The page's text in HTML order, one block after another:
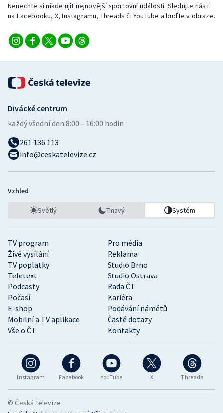
Veslování
Vodní slalom
Nenechte si nikde ujít nejnovější sportovní události. Sledujte nás i
na Facebooku, X, Instagramu, Threads či YouTube a buďte v obraze.
Instagram Facebook YouTube X Threads
TV program
Pro média
Živé vysílání
Reklama
TV poplatky
Studio Brno
Teletext
Studio Ostrava
Podcasty
Rada ČT
Počasí
Kariéra
E-shop
Podávání námětů
Mobilní a TV aplikace
Časté dotazy
Vše o ČT
Kontakty
Divácké centrum
každý všední den:8:00—16:00 hodin
261 136 113
info@ceskatelevize.cz
Vzhled
Světlý Tmavý Systém
© Česká televize